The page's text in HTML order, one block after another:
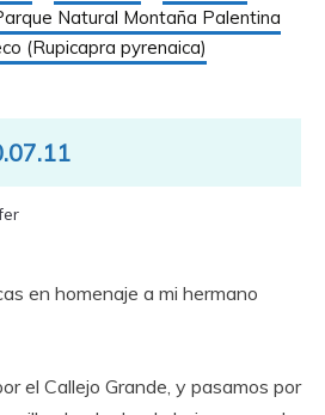
Natural Montaña Palentina
(Rupicapra pyrenaica)
en homenaje a mi hermano
el Callejo Grande, y pasamos por